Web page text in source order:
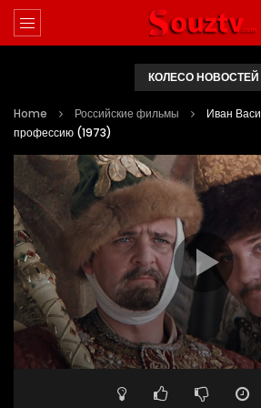
КОЛЕСО НОВОСТЕЙ
Home Российские фильмы
Иван
профессию (1973)